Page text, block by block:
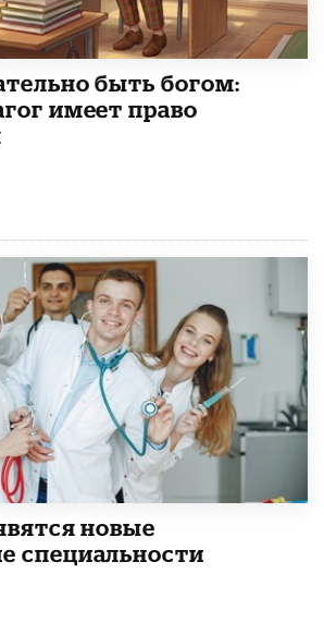
быть богом:
имеет право
новые
специальности